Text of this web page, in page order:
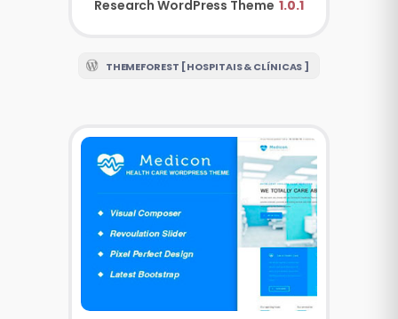
Research WordPress Theme 1.0.1
THEMEFOREST [ HOSPITAIS & CLÍNICAS ]